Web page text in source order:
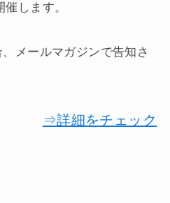
催します。
メールマガジンで告知さ
⇒詳細をチェック